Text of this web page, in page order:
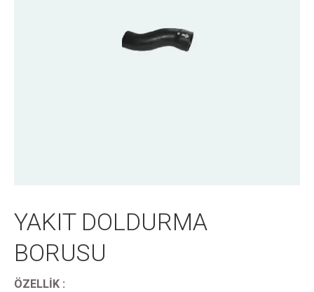
YAKIT DOLDURMA
BORUSU
ÖZELLİK :